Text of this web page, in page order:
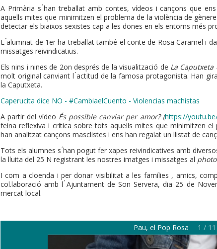
A Primària s ́han treballat amb contes, vídeos i cançons que
aquells mites que minimitzen el problema de la violència de
detectar els biaixos sexistes cap a les dones en els entorns més
L ́alumnat de 1er ha treballat també el conte de Rosa Caramel i
missatges reivindicatius.
Els nins i nines de 2on després de la visualització de La
molt original canviant l ́actitud de la famosa protagonista. Han
la Caputxeta.
Caperucita dice NO - #CambiaelCuento - Violencias machistas
A partir del vídeo És possible canviar per amor? (https://
feina reflexiva i crítica sobre tots aquells mites que minimitzen el
han analitzat cançons masclistes i ens han regalat un llistat de
Tots els alumnes s ́han pogut fer xapes reivindicatives amb
la lluita del 25 N registrant les nostres imatges i missatges al
I com a cloenda i per donar visibilitat a les famílies , amics,
col.laboració amb l ́Ajuntament de Son Servera, dia 25 de
mercat local.
Pau, el Pop Rosa 1 / 11